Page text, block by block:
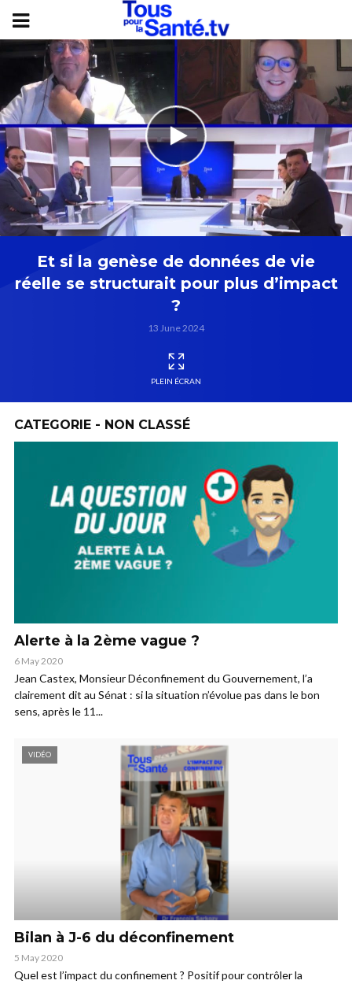
Et si la genèse de données de vie
réelle se structurait pour plus d’impact
?
13 June 2024
PLEIN ÉCRAN
CATEGORIE - NON CLASSÉ
Alerte à la 2ème vague ?
6 May 2020
Jean Castex, Monsieur Déconfinement du Gouvernement, l’a
clairement dit au Sénat : si la situation n’évolue pas dans le bon
sens, après le 11...
VIDÉO
Bilan à J-6 du déconfinement
5 May 2020
Quel est l’impact du confinement ? Positif pour contrôler la